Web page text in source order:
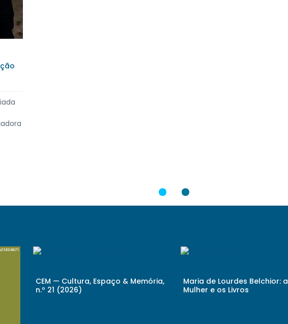
2
CEM — Cultura, Espaço & Memória,
n.º 21 (2026)
Maria de Lourdes Belchior: a
Mulher e os Livros